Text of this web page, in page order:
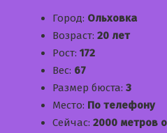
Город: Ольховка
Возраст: 20 лет
Рост: 172
Вес: 67
Размер бюста: 3
Место: По телефону
Сейчас: 2000 метров